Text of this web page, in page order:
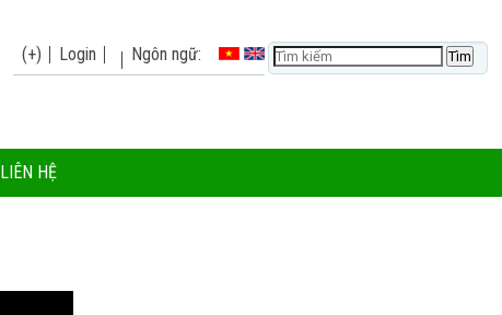
(+) Login Ngôn ngữ:
LIÊN HỆ